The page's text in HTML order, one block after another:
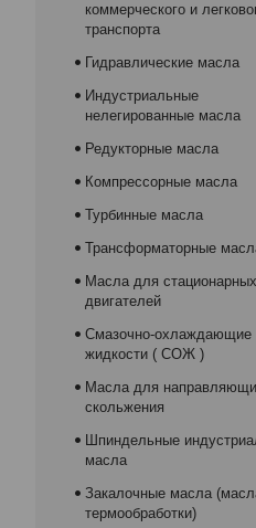
коммерческого и
транспорта
Гидравлические масла
Индустриальные
нелегированные масла
Редукторные масла
Компрессорные масла
Турбинные масла
Трансформаторные
Масла для стационарных
двигателей
Смазочно-охлаждающие
жидкости ( СОЖ )
Масла для
скольжения
Шпиндельные
масла
Закалочные масла
термообработки)